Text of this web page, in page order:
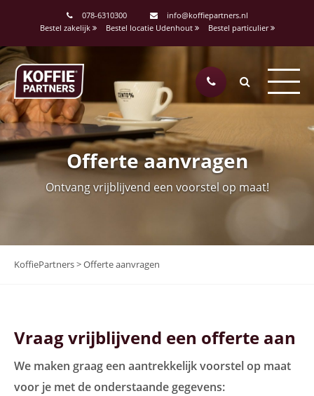
078-6310300
info@koffiepartners.nl
Bestel zakelijk
Bestel locatie Udenhout Bestel particulier
Offerte aanvragen
Ontvang vrijblijvend een voorstel op maat!
KoffiePartners>Offerte aanvragen
Vraag vrijblijvend een offerte aan
We maken graag een aantrekkelijk voorstel op maat
voor je met de onderstaande gegevens: